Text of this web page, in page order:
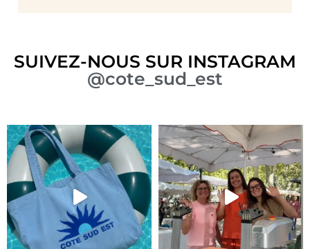
SUIVEZ-NOUS SUR INSTAGRAM
@cote_sud_est